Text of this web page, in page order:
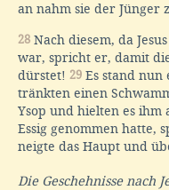
an nahm sie der Jünger
28 Nach diesem, da
war, spricht er, damit
dürstet! 29 Es stand nun
tränkten einen
Ysop und hielten es ihm
Essig genommen hatte,
neigte das Haupt und
Die Geschehnisse nach